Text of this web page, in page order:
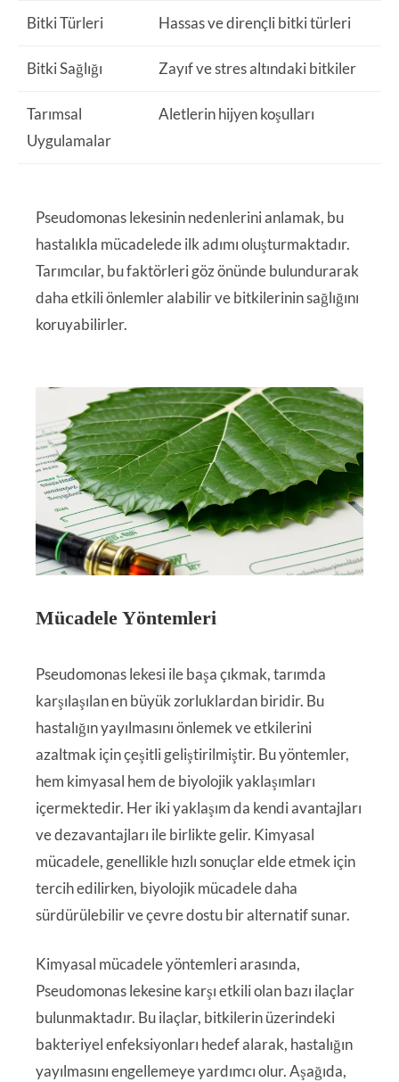
Bitki Türleri Hassas ve dirençli bitki türleri
Bitki Sağlığı Zayıf ve stres altındaki bitkiler
Tarımsal
Uygulamalar
Aletlerin hijyen koşulları
Pseudomonas lekesinin nedenlerini anlamak, bu
hastalıkla mücadelede ilk adımı oluşturmaktadır.
Tarımcılar, bu faktörleri göz önünde bulundurarak
daha etkili önlemler alabilir ve bitkilerinin sağlığını
koruyabilirler.
Mücadele Yöntemleri
Pseudomonas lekesi ile başa çıkmak, tarımda
karşılaşılan en büyük zorluklardan biridir. Bu
hastalığın yayılmasını önlemek ve etkilerini
azaltmak için çeşitli geliştirilmiştir. Bu yöntemler,
hem kimyasal hem de biyolojik yaklaşımları
içermektedir. Her iki yaklaşım da kendi avantajları
ve dezavantajları ile birlikte gelir. Kimyasal
mücadele, genellikle hızlı sonuçlar elde etmek için
tercih edilirken, biyolojik mücadele daha
sürdürülebilir ve çevre dostu bir alternatif sunar.
Kimyasal mücadele yöntemleri arasında,
Pseudomonas lekesine karşı etkili olan bazı ilaçlar
bulunmaktadır. Bu ilaçlar, bitkilerin üzerindeki
bakteriyel enfeksiyonları hedef alarak, hastalığın
yayılmasını engellemeye yardımcı olur. Aşağıda,